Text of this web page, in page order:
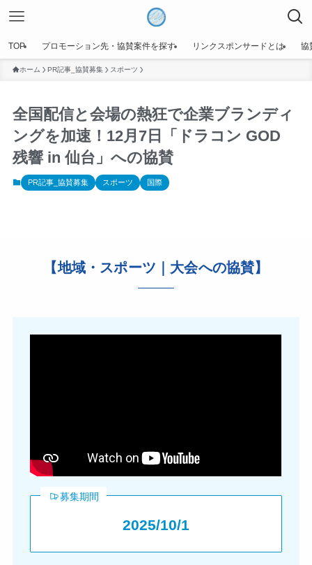
TOP プロモーション先・協賛案件を探す リンクスポンサードとは 協
ホーム PR記事_協賛募集 スポーツ
全国配信と会場の熱狂で企業ブランディ
ングを加速！12月7日「ドラコン GOD
残響 in 仙台」への協賛
PR記事_協賛募集 スポーツ 国際
【地域・スポーツ｜大会への協賛】
募集期間
2025/10/1